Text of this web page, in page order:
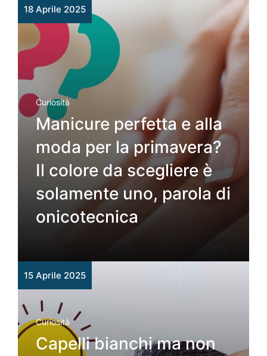
18 Aprile 2025
Curiosità
Manicure perfetta e alla
moda per la primavera?
Il colore da scegliere è
solamente uno, parola di
onicotecnica
15 Aprile 2025
Curiosità
Capelli bianchi ma non